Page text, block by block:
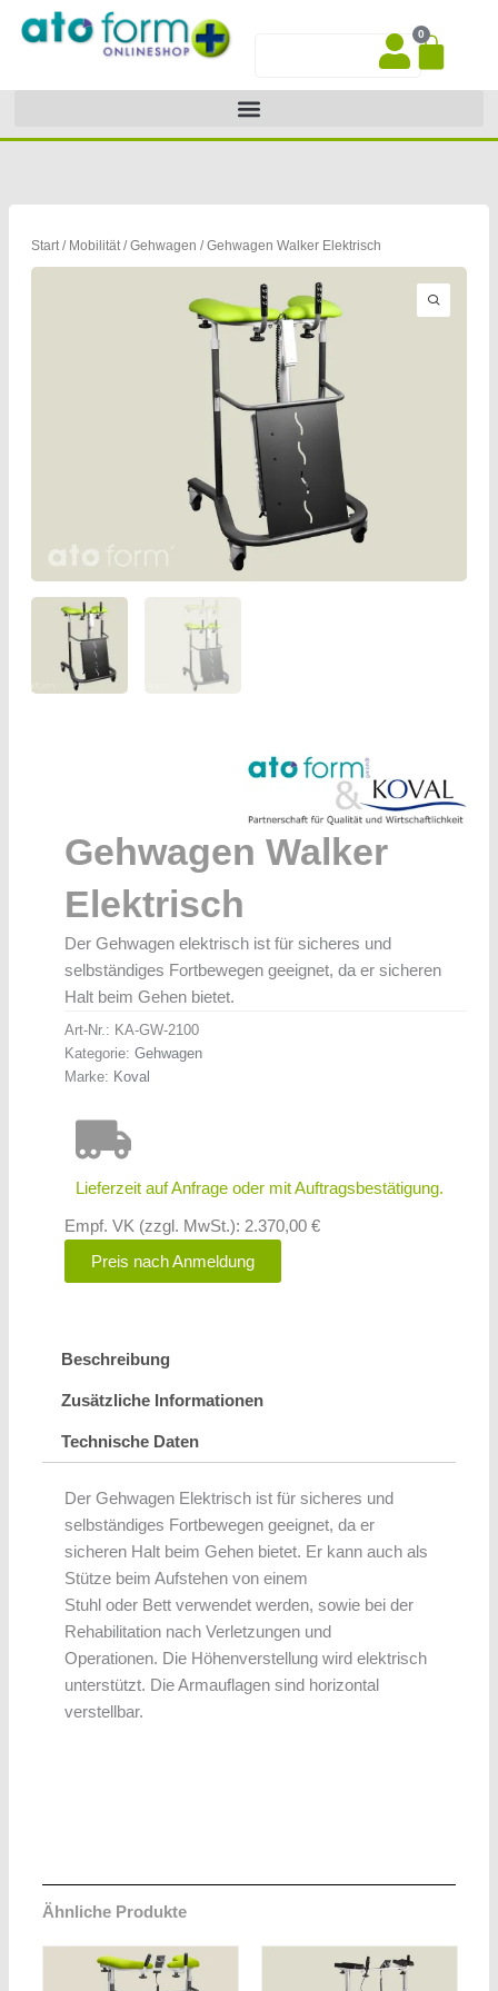
Inhalt
0
Start/ Mobilität/Gehwagen / Gehwagen Walker Elektrisch
Gehwagen Walker
Elektrisch
Der Gehwagen elektrisch ist für sicheres und
selbständiges Fortbewegen geeignet, da er sicheren
Halt beim Gehen bietet.
Art-Nr.: KA-GW-2100
Kategorie: Gehwagen
Marke: Koval
Lieferzeit auf Anfrage oder mit Auftragsbestätigung.
Empf. VK (zzgl. MwSt.): 2.370,00 €
Preis nach Anmeldung
Beschreibung
Zusätzliche Informationen
Technische Daten
Der Gehwagen Elektrisch ist für sicheres und
selbständiges Fortbewegen geeignet, da er
sicheren Halt beim Gehen bietet. Er kann auch als
Stütze beim Aufstehen von einem
Stuhl oder Bett verwendet werden, sowie bei der
Rehabilitation nach Verletzungen und
Operationen. Die Höhenverstellung wird elektrisch
unterstützt. Die Armauflagen sind horizontal
verstellbar.
Ähnliche Produkte